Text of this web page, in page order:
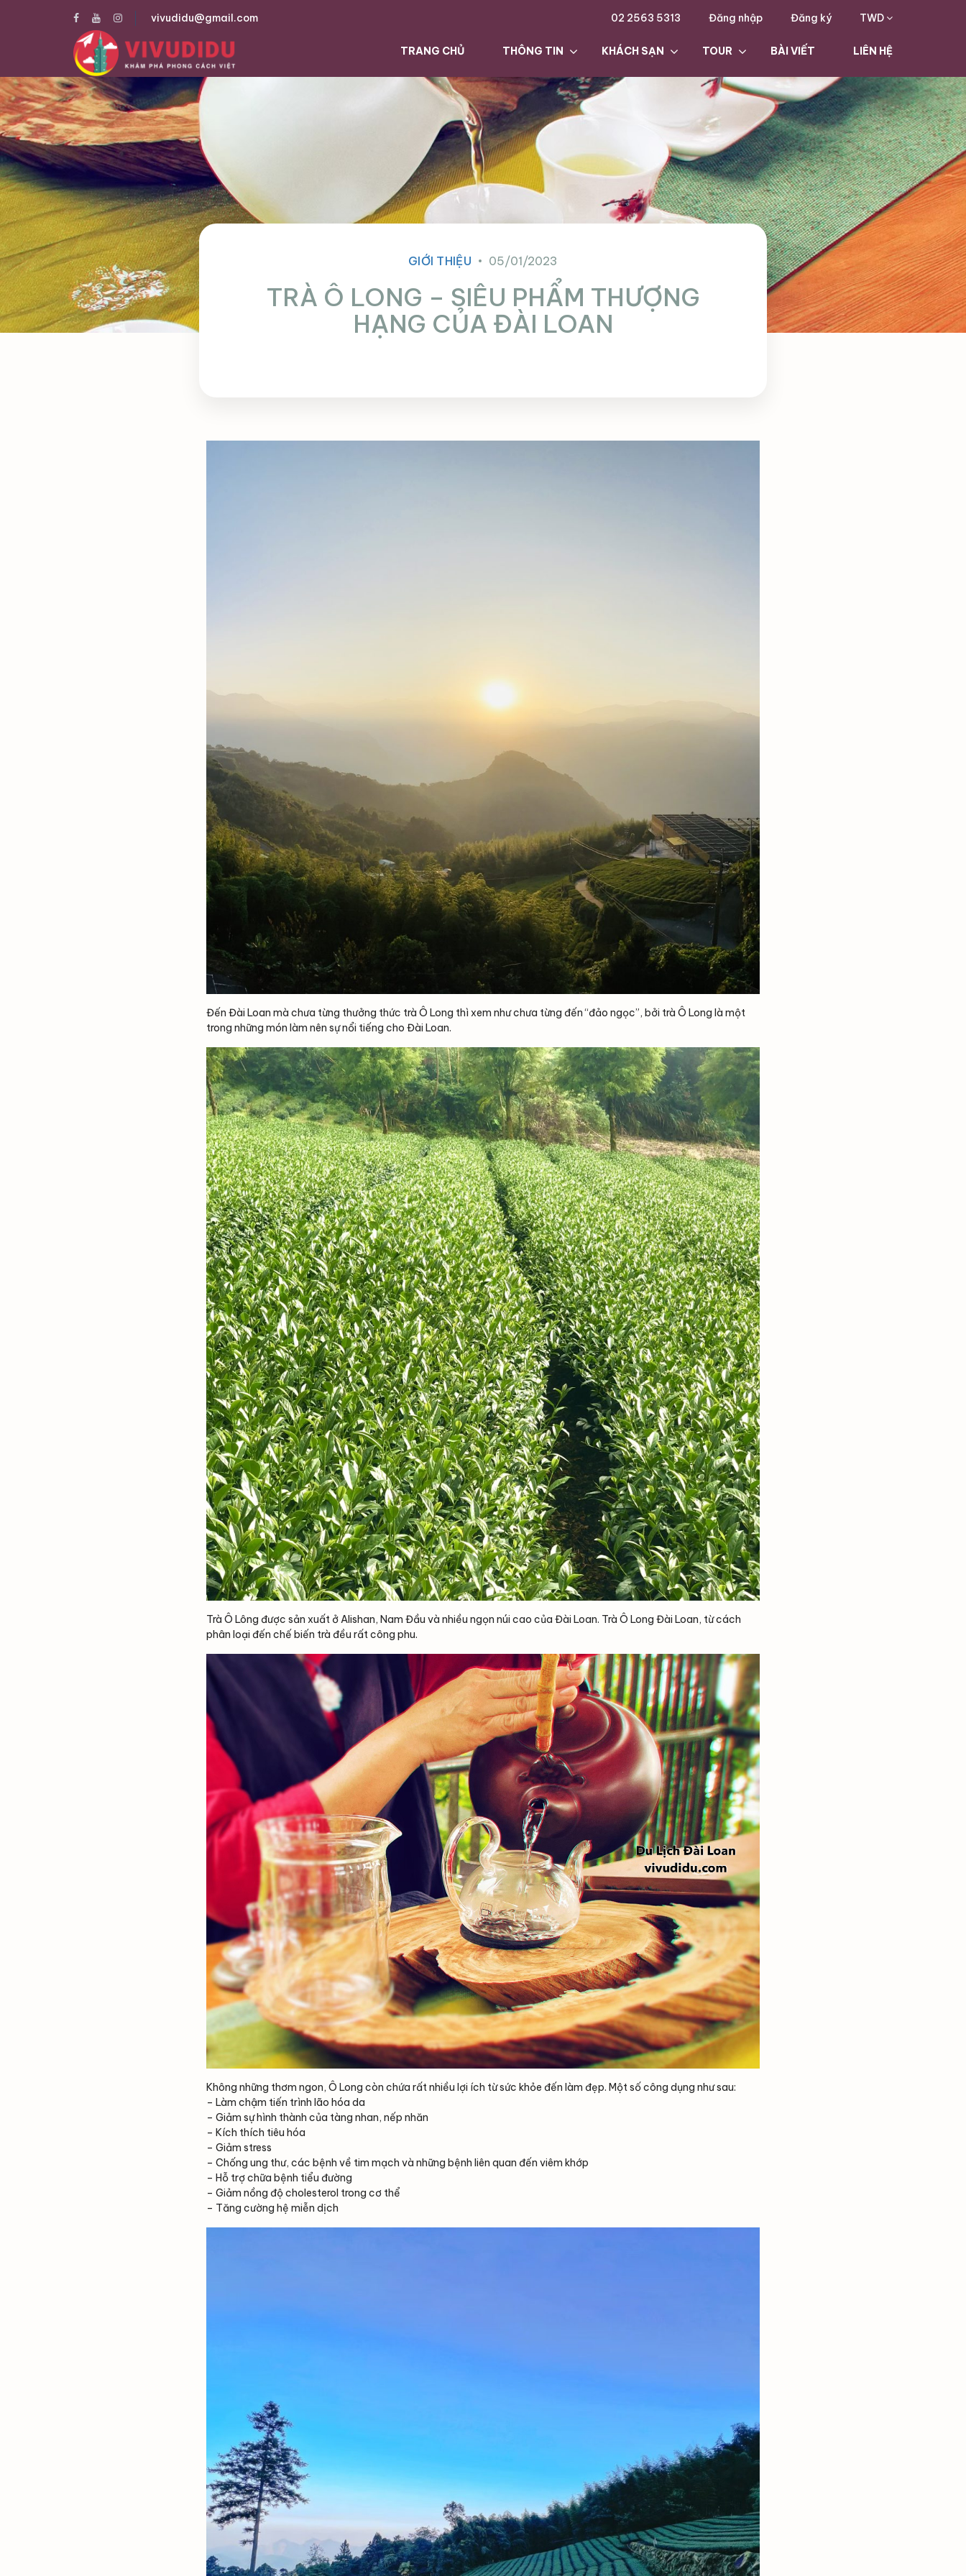
vivudidu@gmail.com 02 2563 5313 Đăng nhập Đăng ký TWD
TRANG CHỦ THÔNG TIN KHÁCH SẠN TOUR BÀI VIẾT LIÊN HỆ
GIỚI THIỆU 05/01/2023
TRÀ Ô LONG – SIÊU PHẨM THƯỢNG
HẠNG CỦA ĐÀI LOAN
Đến Đài Loan mà chưa từng thưởng thức trà Ô Long thì xem như chưa từng đến “đảo ngọc”, bởi trà Ô Long là một
trong những món làm nên sự nổi tiếng cho Đài Loan.
Trà Ô Lông được sản xuất ở Alishan, Nam Đầu và nhiều ngọn núi cao của Đài Loan. Trà Ô Long Đài Loan, từ cách
phân loại đến chế biến trà đều rất công phu.
Không những thơm ngon, Ô Long còn chứa rất nhiều lợi ích từ sức khỏe đến làm đẹp. Một số công dụng như sau:
– Làm chậm tiến trình lão hóa da
– Giảm sự hình thành của tàng nhan, nếp nhăn
– Kích thích tiêu hóa
– Giảm stress
– Chống ung thư, các bệnh về tim mạch và những bệnh liên quan đến viêm khớp
– Hỗ trợ chữa bệnh tiểu đường
– Giảm nồng độ cholesterol trong cơ thể
– Tăng cường hệ miễn dịch